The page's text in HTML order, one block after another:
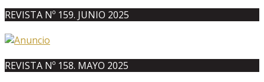
REVISTA Nº 159. JUNIO 2025
REVISTA Nº 158. MAYO 2025